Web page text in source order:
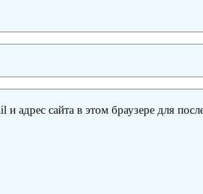
и адрес сайта в этом браузере для